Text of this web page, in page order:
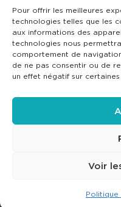
Pour offrir les meilleures
technologies telles que les
aux informations des
technologies nous
comportement de
de ne pas consentir ou de
un effet négatif sur
Voir